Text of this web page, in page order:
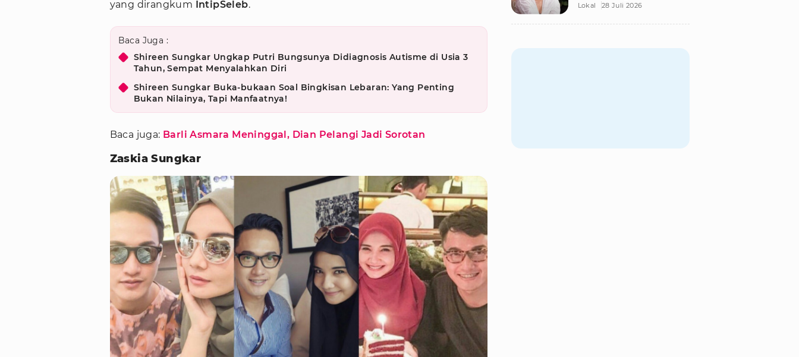
yang dirangkum
IntipSeleb.
Baca Juga :
Shireen Sungkar Ungkap Putri Bungsunya Didiagnosis Autisme di Usia 3
Tahun, Sempat Menyalahkan Diri
Shireen Sungkar Buka-bukaan Soal Bingkisan Lebaran: Yang Penting
Bukan Nilainya, Tapi Manfaatnya!
Baca juga: Barli Asmara Meninggal, Dian Pelangi Jadi Sorotan
Zaskia Sungkar
Bergaji Rp15 Juta, Ini
Lokal 28 Juli 2026